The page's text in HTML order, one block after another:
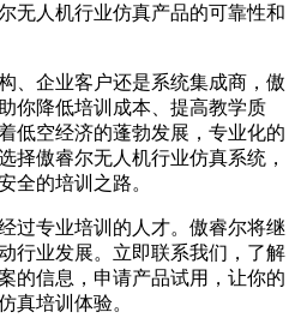
无人机行业仿真产品的可靠性和
、企业客户还是系统集成商，傲
你降低培训成本、提高教学质
低空经济的蓬勃发展，专业化的
择傲睿尔无人机行业仿真系统，
全的培训之路。
过专业培训的人才。傲睿尔将继
行业发展。立即联系我们，了解
的信息，申请产品试用，让你的
真培训体验。